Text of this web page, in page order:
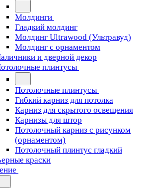
Молдинги
Гладкий молдинг
Молдинг Ultrawood (Ультравуд)
Молдинг с орнаментом
и дверной декор
плинтусы
Потолочные плинтусы
Гибкий карниз для потолка
Карниз для скрытого освещения
Карнизы для штор
Потолочный карниз с рисунком
(орнаментом)
Потолочный плинтус гладкий
краски